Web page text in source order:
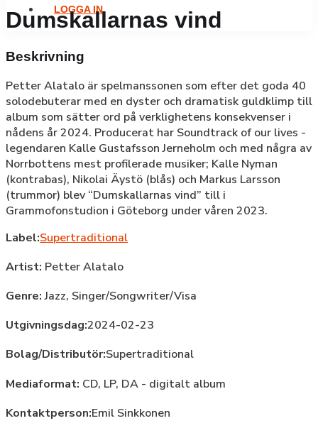
LOGGA IN
Dumskallarnas vind
Beskrivning
Petter Alatalo är spelmanssonen som efter det goda 40
solodebuterar med en dyster och dramatisk guldklimp till
album som sätter ord på verklighetens konsekvenser i
nådens år 2024. Producerat har Soundtrack of our lives -
legendaren Kalle Gustafsson Jerneholm och med några av
Norrbottens mest profilerade musiker; Kalle Nyman
(kontrabas), Nikolai Äystö (blås) och Markus Larsson
(trummor) blev “Dumskallarnas vind” till i
Grammofonstudion i Göteborg under våren 2023.
Label:Supertraditional
Artist: Petter Alatalo
Genre:Jazz, Singer/Songwriter/Visa
Utgivningsdag:2024-02-23
Bolag/Distributör:Supertraditional
Mediaformat: CD, LP, DA - digitalt album
Kontaktperson:Emil Sinkkonen